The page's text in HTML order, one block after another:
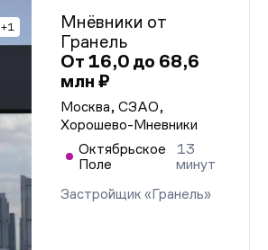
+1
Мнёвники от
Гранель
От 16,0 до 68,6
млн ₽
Москва, СЗАО,
Хорошево-Мневники
Октябрьское
Поле
13
минут
Застройщик «Гранель»